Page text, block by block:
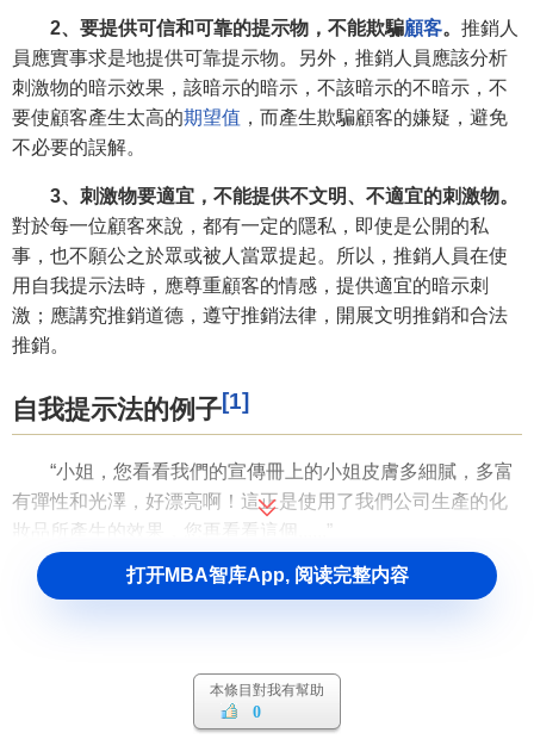
2、要提供可信和可靠的提示物，不能欺騙顧客。 推銷人
員應實事求是地提供可靠提示物。另外，推銷人員應該分析
刺激物的暗示效果，該暗示的暗示，不該暗示的不暗示，不
要使顧客產生太高的期望值 ，而產生欺騙顧客的嫌疑，避免
不必要的誤解。
3、刺激物要適宜，不能提供不文明、不適宜的刺激物。
對於每一位顧客來說，都有一定的隱私，即使是公開的私
事，也不願公之於眾或被人當眾提起。所以，推銷人員在使
用自我提示法時，應尊重顧客的情感，提供適宜的暗示刺
激；應講究推銷道德，遵守推銷法律，開展文明推銷和合法
推銷。
自我提示法的例子[1]
“小姐，您看看我們的宣傳冊上的小姐皮膚多細膩，多富
有彈性和光澤，好漂亮啊！這正是使用了我們公司生產的化
妝品所產生的效果，您再看看這個......”
推銷人員並沒有直接說服顧客購買，而是讓顧客產生自
國外有這樣一個幽默故事，說的是一個名叫湯姆的年輕
人在一家報紙上看到一張賣車的
打开MBA智库App, 阅读完整内容
本條目對我有幫助
0